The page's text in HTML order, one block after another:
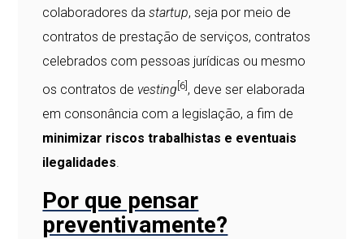
colaboradores dastartup, seja por meio de
contratos de prestação de serviços, contratos
celebrados com pessoas jurídicas ou mesmo
os contratos de vesting [6] , deve ser elaborada
em consonância com a legislação, a fim de
minimizar riscos trabalhistas e eventuais
ilegalidades.
Por que pensar
preventivamente?